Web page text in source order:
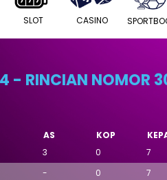
SLOT CASINO
- RINCIAN NOMOR
AS KOP
3 0 7
- 0 7